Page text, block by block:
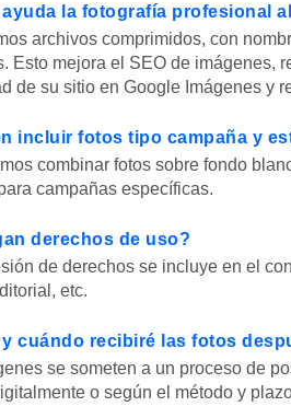
la fotografía profesional
archivos comprimidos, con
Esto mejora el SEO de imágenes,
de su sitio en Google Imágenes y
incluir fotos tipo campaña y
combinar fotos sobre fondo
campañas específicas.
derechos de uso?
de derechos se incluye en el
etc.
cuándo recibiré las fotos
se someten a un proceso de
o según el método y